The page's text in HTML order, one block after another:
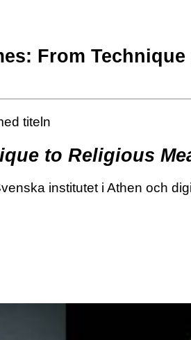
From
ti­teln
to Religious
in­sti­tu­tet i Athen och